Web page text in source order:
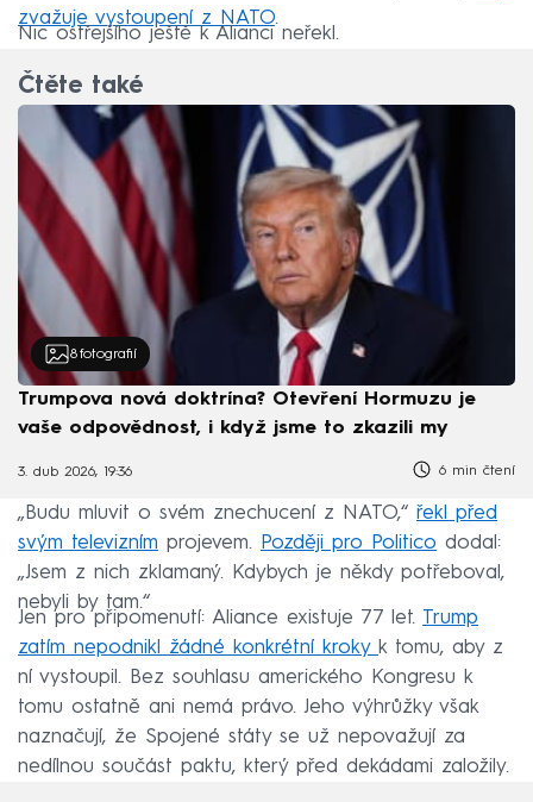
zvažuje vystoupení z NATO.
Nic ostřejšího ještě k Alianci neřekl.
Čtěte také
8 fotografií
Trumpova nová doktrína? Otevření Hormuzu je
vaše odpovědnost, i když jsme to zkazili my
3. dub 2026, 19:36 6 min čtení
„Budu mluvit o svém znechucení z NATO,“ řekl před
svým televizním projevem. Později pro Politico dodal:
„Jsem z nich zklamaný. Kdybych je někdy potřeboval,
nebyli by tam.“
Jen pro připomenutí: Aliance existuje 77 let. Trump
zatím nepodnikl žádné konkrétní kroky k tomu, aby z
ní vystoupil. Bez souhlasu amerického Kongresu k
tomu ostatně ani nemá právo. Jeho výhrůžky však
naznačují, že Spojené státy se už nepovažují za
nedílnou součást paktu, který před dekádami založily.